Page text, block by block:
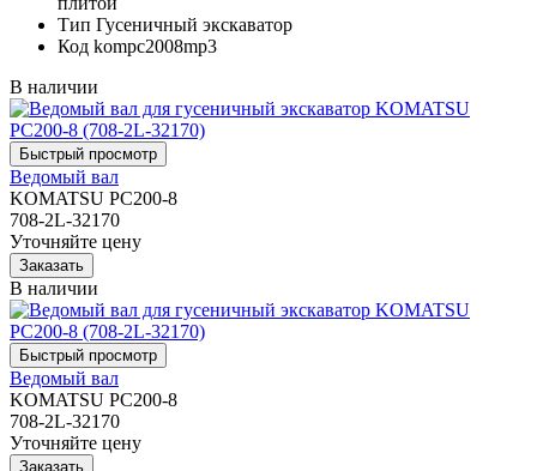
Тип Гусеничный экскаватор
Код kompc2008mp3
В наличии
Ведомый вал
KOMATSU PC200-8
708-2L-32170
Уточняйте цену
В наличии
Ведомый вал
KOMATSU PC200-8
708-2L-32170
Уточняйте цену